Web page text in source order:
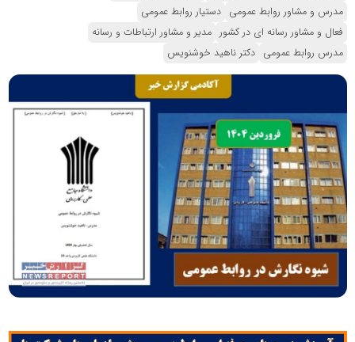
مدرس و مشاور روابط عمومی دستیار روابط عمومی
فعال و مشاور رسانه ای در کشور مدیر و مشاور ارتباطات و رسانه
مدرس روابط عمومی دکتر ناهید خوشنویس